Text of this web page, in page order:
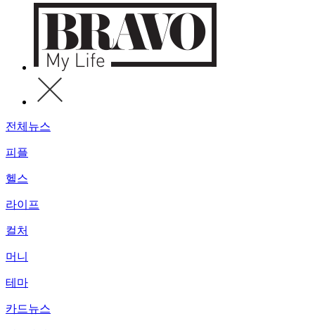
전체뉴스
피플
헬스
라이프
컬처
머니
테마
카드뉴스